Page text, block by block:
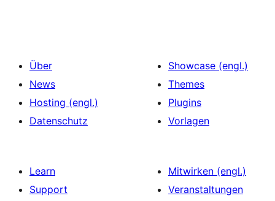
Über
News
Hosting (engl.)
Datenschutz
Showcase (engl.)
Themes
Plugins
Vorlagen
Learn
Support
Mitwirken (engl.)
Veranstaltungen